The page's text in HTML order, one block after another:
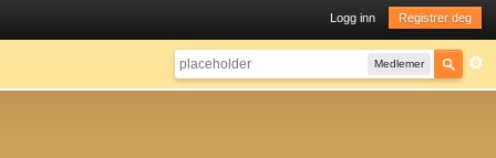
Logg inn Registrer deg
Medlemer